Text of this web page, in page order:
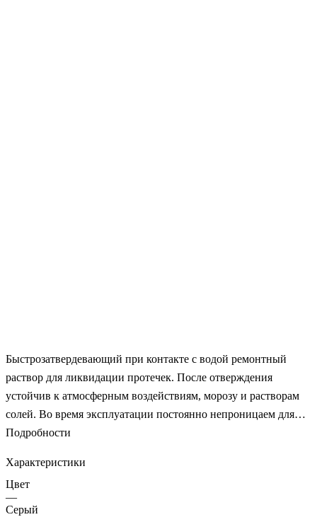
Быстрозатвердевающий при контакте с водой ремонтный
раствор для ликвидации протечек. После отверждения
устойчив к атмосферным воздействиям, морозу и растворам
солей. Во время эксплуатации постоянно непроницаем для
воды. Используется для быстрой ликвидации протечек воды и
кирпичных конструкциях свободных от гипсовых
включений., горсть сухой смеси Puder-Ex слепить в комок.
Данный комок очень быстро с усилием прижать к месту
Подробности
Характеристики
Цвет
—
Серый